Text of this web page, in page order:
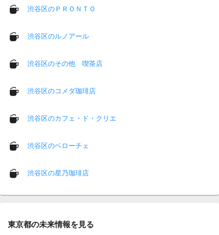
渋谷区のＰＲＯＮＴＯ
渋谷区のルノアール
渋谷区のその他 喫茶店
渋谷区のコメダ珈琲店
渋谷区のカフェ・ド・クリエ
渋谷区のベローチェ
渋谷区の星乃珈琲店
東京都の未来情報を見る